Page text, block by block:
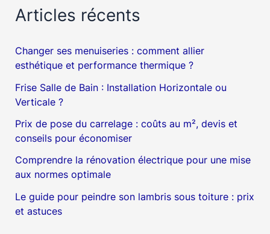
Articles récents
Changer ses menuiseries : comment allier
esthétique et performance thermique ?
Frise Salle de Bain : Installation Horizontale ou
Verticale ?
Prix de pose du carrelage : coûts au m², devis et
conseils pour économiser
Comprendre la rénovation électrique pour une mise
aux normes optimale
Le guide pour peindre son lambris sous toiture : prix
et astuces